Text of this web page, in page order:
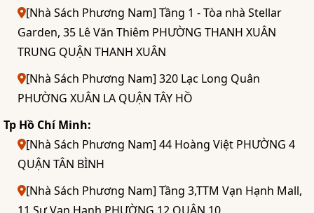
[Nhà Sách Phương Nam] Tầng 1 - Tòa nhà Stellar
Garden, 35 Lê Văn Thiêm PHƯỜNG THANH XUÂN
TRUNG QUẬN THANH XUÂN
[Nhà Sách Phương Nam] 320 Lạc Long Quân
PHƯỜNG XUÂN LA QUẬN TÂY HỒ
Tp Hồ Chí Minh:
[Nhà Sách Phương Nam] 44 Hoàng Việt PHƯỜNG 4
QUẬN TÂN BÌNH
[Nhà Sách Phương Nam] Tầng 3,TTM Vạn Hạnh Mall,